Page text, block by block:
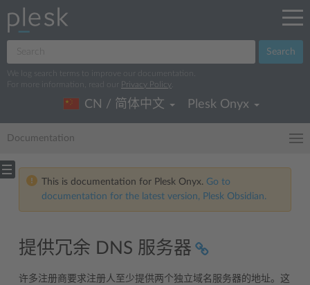
Search
We log search terms to improve our documentation.
For more information, read our
Privacy Policy
CN / 简体中文 Plesk Onyx
Documentation
This is documentation for Plesk Onyx. Go to
documentation for the latest version, Plesk Obsidian.
提供冗余 DNS 服务器
许多注册商要求注册人至少提供两个独立域名服务器的地址。这